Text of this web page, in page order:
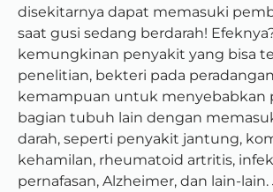
disekitarnya dapat memasuki
saat gusi sedang berdarah!
kemungkinan penyakit yang bisa
penelitian, bekteri pada
kemampuan untuk menyebabkan
bagian tubuh lain dengan
darah, seperti penyakit jantung,
kehamilan, rheumatoid artritis,
pernafasan, Alzheimer, dan lain-